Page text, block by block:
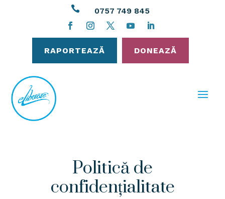
 0757 749 845
RAPORTEAZĂ DONEAZĂ
Politică de
confidențialitate